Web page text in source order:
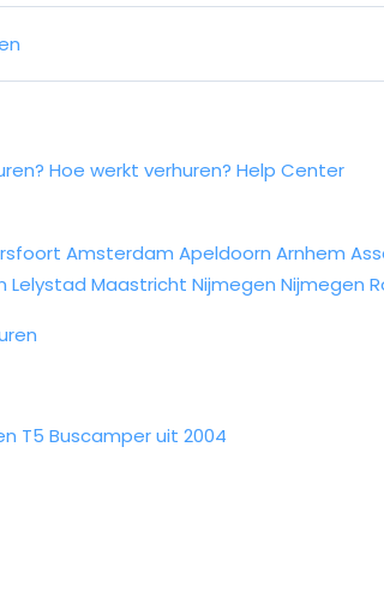
Hoe werkt verhuren? Help Center
Amsterdam Apeldoorn Arnhem
Lelystad Maastricht Nijmegen Nijmegen
T5 Buscamper uit 2004